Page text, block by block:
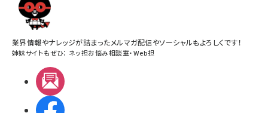
業界情報やナレッジが詰まったメルマガ配信やソーシャルもよろしくです！
姉妹サイトもぜひ： ネッ担お悩み相談室・Web担